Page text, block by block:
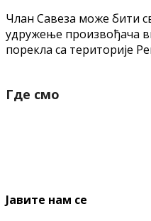
Члан Савеза може бити
удружење произвођача
порекла са територије
Где смо
Јавите нам се